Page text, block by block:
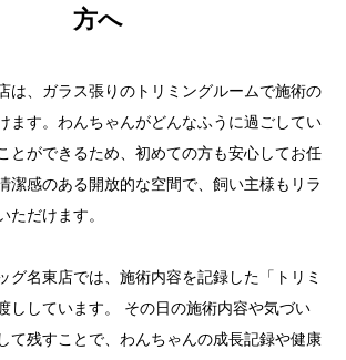
方へ
は、ガラス張りのトリミングルームで施術の
ます。わんちゃんがどんなふうに過ごしてい
とができるため、初めての方も安心してお任
潔感のある開放的な空間で、飼い主様もリラ
ただけます。
グ名東店では、施術内容を記録した「トリミ
ししています。 その日の施術内容や気づい
て残すことで、わんちゃんの成長記録や健康